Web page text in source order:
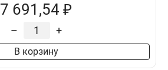
7 691,54 ₽
– +
В корзину